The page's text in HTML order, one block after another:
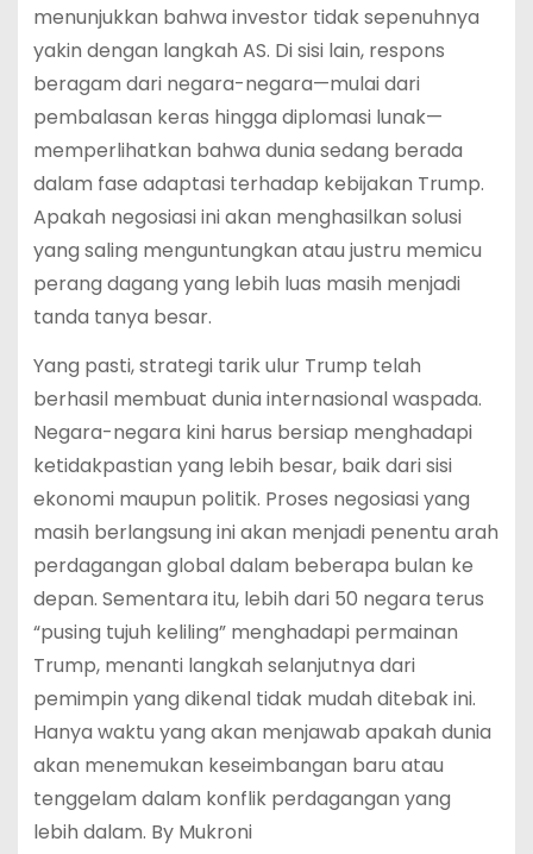
menunjukkan bahwa investor tidak sepenuhnya
yakin dengan langkah AS. Di sisi lain, respons
beragam dari negara-negara—mulai dari
pembalasan keras hingga diplomasi lunak—
memperlihatkan bahwa dunia sedang berada
dalam fase adaptasi terhadap kebijakan Trump.
Apakah negosiasi ini akan menghasilkan solusi
yang saling menguntungkan atau justru memicu
perang dagang yang lebih luas masih menjadi
tanda tanya besar.
Yang pasti, strategi tarik ulur Trump telah
berhasil membuat dunia internasional waspada.
Negara-negara kini harus bersiap menghadapi
ketidakpastian yang lebih besar, baik dari sisi
ekonomi maupun politik. Proses negosiasi yang
masih berlangsung ini akan menjadi penentu arah
perdagangan global dalam beberapa bulan ke
depan. Sementara itu, lebih dari 50 negara terus
“pusing tujuh keliling” menghadapi permainan
Trump, menanti langkah selanjutnya dari
pemimpin yang dikenal tidak mudah ditebak ini.
Hanya waktu yang akan menjawab apakah dunia
akan menemukan keseimbangan baru atau
tenggelam dalam konflik perdagangan yang
lebih dalam. By Mukroni